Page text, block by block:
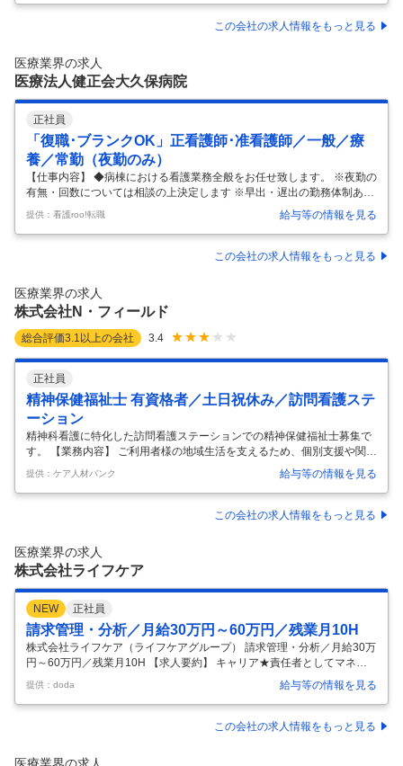
料なのでお気軽にご相談ください。 【職場の情報・おすすめポイント】
障害のある方向けのデイサービスの生活支援員・臨時職員求人です。
験は問いません！無資格・未経験の方も歓迎！丁寧に指導いたします。
…
この会社の求人情報をもっと見る
医療業界の求人
医療法人健正会大久保病院
正社員
「復職･ブランクOK」正看護師･准看護師／一般／療
養／常勤（夜勤のみ）
【仕事内容】 ◆病棟における看護業務全般をお任せ致します。 ※夜勤の
有無・回数については相談の上決定します ※早出・遅出の勤務体制あり
提供：看護roo!転職 給与等の情報を見る
この会社の求人情報をもっと見る
医療業界の求人
株式会社N・フィールド
総合評価3.1 以上の会社 3.4
正社員
精神保健福祉士 有資格者／土日祝休み／訪問看護ステ
ーション
精神科看護に特化した訪問看護ステーションでの精神保健福祉士募集で
す。 【業務内容】 ご利用者様の地域生活を支えるため、個別支援や関係
機関との連絡調整、情報共有などの連携を行います。 ご利用者様の個別
支援業務 訪問看護、住宅支援のサービス利用のための社内調整、連携 利
用者様数拡大に向けた当社の事業PR 福祉サービスが行き届いていない
方へ調整 アウトリーチ業務(潜在的な医療介入の必要な方へのアプロー
T限定可) 【施設形態】 訪問看護ステーション 【募集資格】 精
提供：ケア人材バンク 給与等の情報を見る
この会社の求人情報をもっと見る
医療業界の求人
株式会社ライフケア
NEW 正社員
請求管理・分析／月給30万円～60万円／残業月10H
株式会社ライフケア（ライフケアグループ） 請求管理・分析／月給30万
円～60万円／残業月10H 【求人要約】 キャリア★責任者としてマネジ
メントも担えるやりがい 高待遇★月給30万円～60万円＋賞与2回＋決算
賞与 成長企業★需要増加で毎年20カ所の新規事業所を開設 福祉の拠点
を拡大すべく、事業展開を支えるやりがい 笑顔や感謝の言葉があふれる
職場環境で、スキルを磨く 「高齢介護・障がい福祉・保育・医療・健
提供：doda 給与等の情報を見る
この会社の求人情報をもっと見る
医療業界の求人